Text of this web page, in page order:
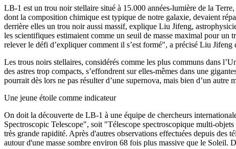
LB-1 est un trou noir stellaire situé à 15.000 années-lumière de la
dont la composition chimique est typique de notre galaxie, devaient
derrière elles un trou noir aussi massif, explique Liu Jifeng,
les scientifiques estimaient comme un seuil de masse maximal pour
relever le défi d’expliquer comment il s’est formé", a précisé Liu Jifeng
Les trous noirs stellaires, considérés comme les plus communs dans
des astres trop compacts, s’effondrent sur elles-mêmes dans une
pourrait dès lors ne pas résulter d’une supernova, mais bien d’un autre
Une jeune étoile comme indicateur
On doit la découverte de LB-1 à une équipe de chercheurs
Spectroscopic Telescope", soit "Télescope spectroscopique multi-
très grande rapidité. Après d'autres observations effectuées depuis
autour d'une masse sombre environ 68 fois plus massive que le Soleil.